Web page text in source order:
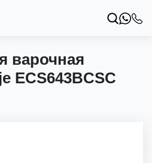
варочная
ECS643BCSC